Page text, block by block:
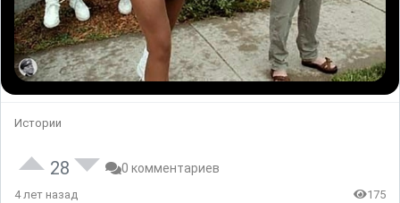
Истории
28 0 комментариев
4 лет назад 175